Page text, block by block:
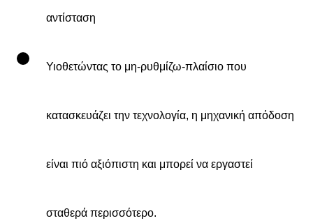
αντίσταση
Υιοθετώντας το μη-ρυθμίζω-πλαίσιο που
κατασκευάζει την τεχνολογία, η μηχανική απόδοση
είναι πιό αξιόπιστη και μπορεί να εργαστεί
σταθερά περισσότερο.